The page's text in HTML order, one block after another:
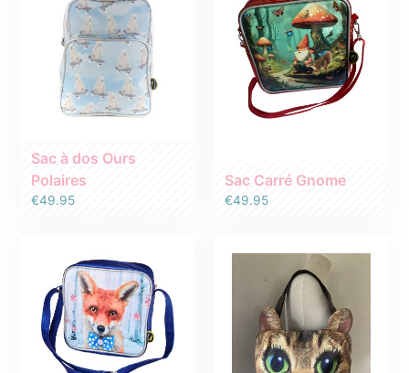
Cartes postales
autocollants
Sale
Portemonnaies
Trousse de toilette
Sacs et Sacs a Dos
Sac à dos Ours
Polaires
€49.95
Sac Carré Gnome
€49.95